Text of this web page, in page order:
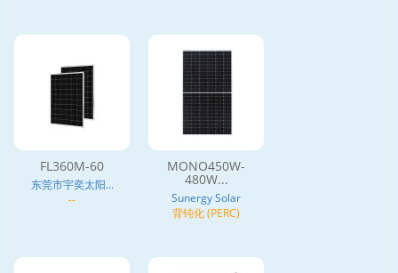
FL360M-60
东莞市宇奕太阳...
--
MONO450W-
480W...
Sunergy Solar
背钝化 (PERC)